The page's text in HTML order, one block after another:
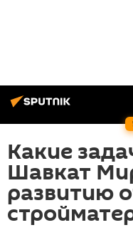
Какие
Шавкат
развитию